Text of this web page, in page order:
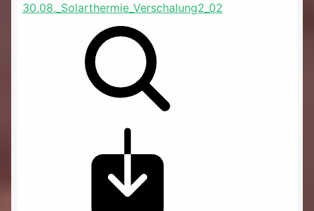
30.08._Solarthermie_Verschalung2_02